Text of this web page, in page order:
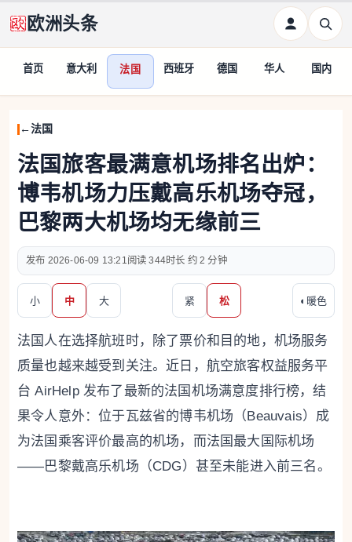
欧洲头条
首页 意大利 法国 西班牙 德国 华人 国内
法国
法国旅客最满意机场排名出炉：
博韦机场力压戴高乐机场夺冠，
巴黎两大机场均无缘前三
2026-06-09 13:21 344 约 2 分钟
小 中 大 紧 松 ◐ 暖色
法国人在选择航班时，除了票价和目的地，机场服务
质量也越来越受到关注。近日，航空旅客权益服务平
台 AirHelp 发布了最新的法国机场满意度排行榜，结
果令人意外：位于瓦兹省的博韦机场（Beauvais）成
为法国乘客评价最高的机场，而法国最大国际机场
——巴黎戴高乐机场（CDG）甚至未能进入前三名。